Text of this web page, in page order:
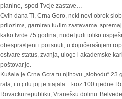
planine, ispod Tvoje zastave…
Ovih dana Ti, Crna Goro, neki novi obrok
prilozima, garniran tuđim zastavama,
kako tvrde 75 godina, nude ljudi toliko
obespravljeni i potisnuti, u dojučerašnjem
ostvare status, zvanja, uloge i akademske
poštovanje.
Kušala je Crna Gora tu njihovu „slobodu“ 23
rata, i u grlu joj je stajala…kroz 100 i jedne
Rovacku republiku, Vranešku dolinu,